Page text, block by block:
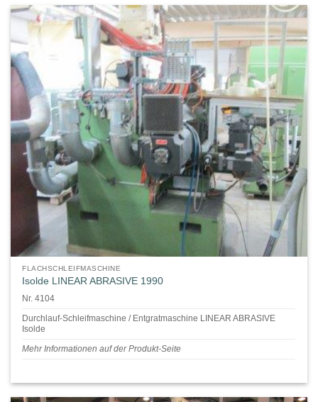
FLACHSCHLEIFMASCHINE
Isolde LINEAR ABRASIVE 1990
Nr. 4104
Durchlauf-Schleifmaschine / Entgratmaschine LINEAR ABRASIVE
Isolde
Mehr Informationen auf der Produkt-Seite